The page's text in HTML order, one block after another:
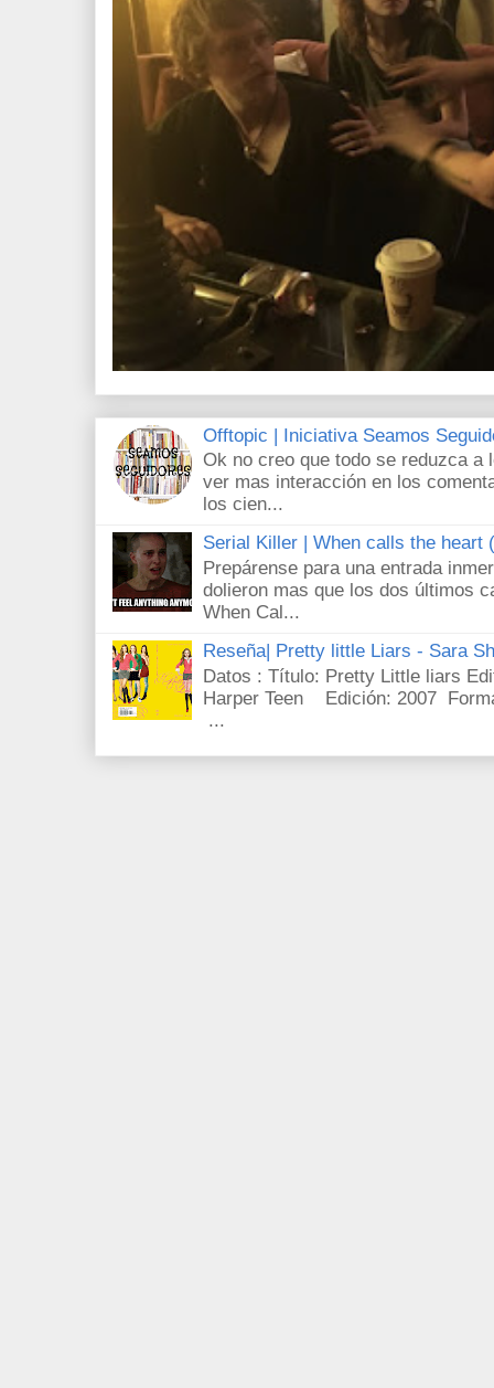
Offtopic | Iniciativa Seamos
Ok no creo que todo se reduzca a
ver mas interacción en los
los cien...
Serial Killer | When calls the heart
Prepárense para una entrada
dolieron mas que los dos últimos
When Cal...
Reseña| Pretty little Liars - Sara
Datos : Título: Pretty Little liars
Harper Teen Edición: 2007
...